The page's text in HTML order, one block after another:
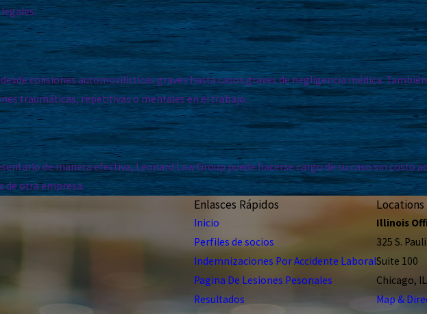
colisiones automovilísticas graves hasta casos graves de negligencia médica.
traumáticas, repetitivas o mentales en el trabajo.
de manera efectiva, Leonard Law Group puede hacerse cargo de su caso sin costo
de otra empresa.
Enlasces Rápidos
Inicio
Perfiles de socios
Indemnizaciones Por Accidente Laboral
Pagina De Lesiones Pesonales
Resultados
Locations
Illinois
325 S.
Suite 100
Chicago,
Map &